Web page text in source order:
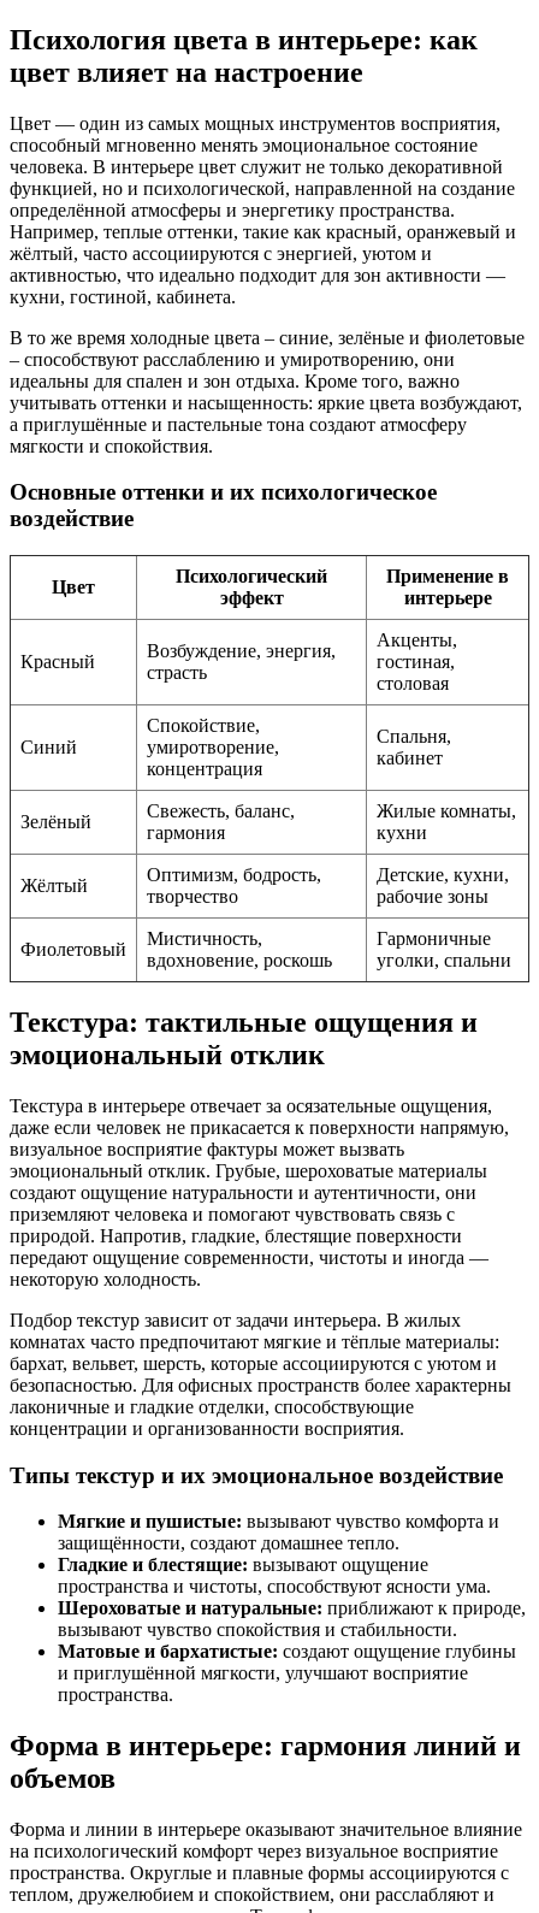
Психология цвета в интерьере: как
цвет влияет на настроение
Цвет — один из самых мощных инструментов восприятия,
способный мгновенно менять эмоциональное состояние
человека. В интерьере цвет служит не только декоративной
функцией, но и психологической, направленной на создание
определённой атмосферы и энергетику пространства.
Например, теплые оттенки, такие как красный, оранжевый и
жёлтый, часто ассоциируются с энергией, уютом и
активностью, что идеально подходит для зон активности —
кухни, гостиной, кабинета.
В то же время холодные цвета – синие, зелёные и фиолетовые
– способствуют расслаблению и умиротворению, они
идеальны для спален и зон отдыха. Кроме того, важно
учитывать оттенки и насыщенность: яркие цвета возбуждают,
а приглушённые и пастельные тона создают атмосферу
мягкости и спокойствия.
Основные оттенки и их психологическое
воздействие
Цвет
Психологический
эффект
Применение в
интерьере
Красный
Возбуждение, энергия,
страсть
Акценты,
гостиная,
столовая
Синий
Спокойствие,
умиротворение,
концентрация
Спальня,
кабинет
Зелёный
Свежесть, баланс,
гармония
Жилые комнаты,
кухни
Жёлтый
Оптимизм, бодрость,
творчество
Детские, кухни,
рабочие зоны
Фиолетовый
Мистичность,
вдохновение, роскошь
Гармоничные
уголки, спальни
Текстура: тактильные ощущения и
эмоциональный отклик
Текстура в интерьере отвечает за осязательные ощущения,
даже если человек не прикасается к поверхности напрямую,
визуальное восприятие фактуры может вызвать
эмоциональный отклик. Грубые, шероховатые материалы
создают ощущение натуральности и аутентичности, они
приземляют человека и помогают чувствовать связь с
природой. Напротив, гладкие, блестящие поверхности
передают ощущение современности, чистоты и иногда —
некоторую холодность.
Подбор текстур зависит от задачи интерьера. В жилых
комнатах часто предпочитают мягкие и тёплые материалы:
бархат, вельвет, шерсть, которые ассоциируются с уютом и
безопасностью. Для офисных пространств более характерны
лаконичные и гладкие отделки, способствующие
концентрации и организованности восприятия.
Типы текстур и их эмоциональное воздействие
Мягкие и пушистые: вызывают чувство комфорта и
защищённости, создают домашнее тепло.
Гладкие и блестящие: вызывают ощущение
пространства и чистоты, способствуют ясности ума.
Шероховатые и натуральные: приближают к природе,
вызывают чувство спокойствия и стабильности.
Матовые и бархатистые: создают ощущение глубины
и приглушённой мягкости, улучшают восприятие
пространства.
Форма в интерьере: гармония линий и
объемов
Форма и линии в интерьере оказывают значительное влияние
на психологический комфорт через визуальное восприятие
пространства. Округлые и плавные формы ассоциируются с
теплом, дружелюбием и спокойствием, они расслабляют и